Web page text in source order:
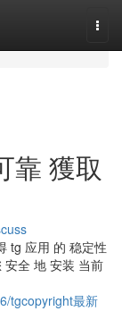
靠 獲取
tg 应用 的 稳定性
安全 地 安装 当前
tgcopyright最新